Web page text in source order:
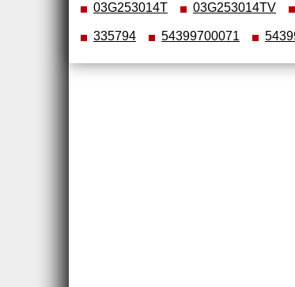
03G253014T 03G253014TV
335794 54399700071